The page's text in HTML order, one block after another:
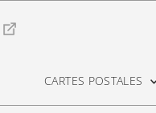
CARTES POSTALES